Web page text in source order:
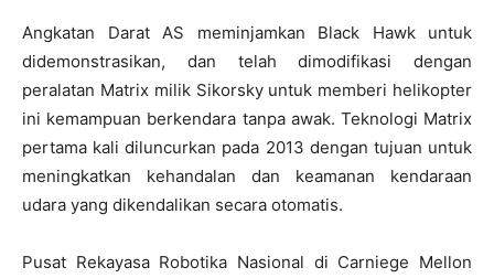
Angkatan Darat AS meminjamkan Black Hawk untuk
didemonstrasikan, dan telah dimodifikasi dengan
peralatan Matrix milik Sikorsky untuk memberi helikopter
ini kemampuan berkendara tanpa awak. Teknologi Matrix
pertama kali diluncurkan pada 2013 dengan tujuan untuk
meningkatkan kehandalan dan keamanan kendaraan
udara yang dikendalikan secara otomatis.
Pusat Rekayasa Robotika Nasional di Carniege Mellon